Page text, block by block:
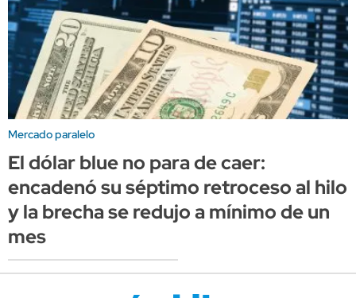
Mercado paralelo
El dólar blue no para de caer:
encadenó su séptimo retroceso al hilo
y la brecha se redujo a mínimo de un
mes